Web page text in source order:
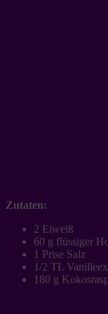
Zutaten:
2 Eiweiß
60 g flüssiger
1 Prise Salz
1/2 TL
180 g